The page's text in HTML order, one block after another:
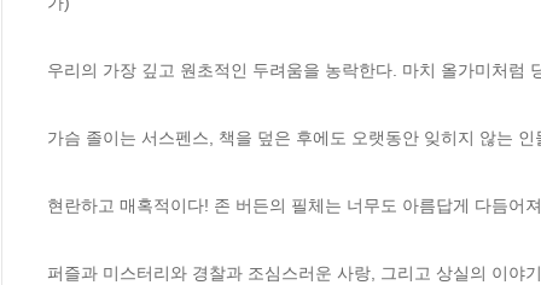
우리의 가장 깊고 원초적인 두려움을 농락한다. 마치 올가미처럼
가슴 졸이는 서스펜스, 책을 덮은 후에도 오랫동안 잊히지 않는
현란하고 매혹적이다! 존 버든의 필체는 너무도 아름답게 다듬어
퍼즐과 미스터리와 경찰과 조심스러운 사랑, 그리고 상실의 이야